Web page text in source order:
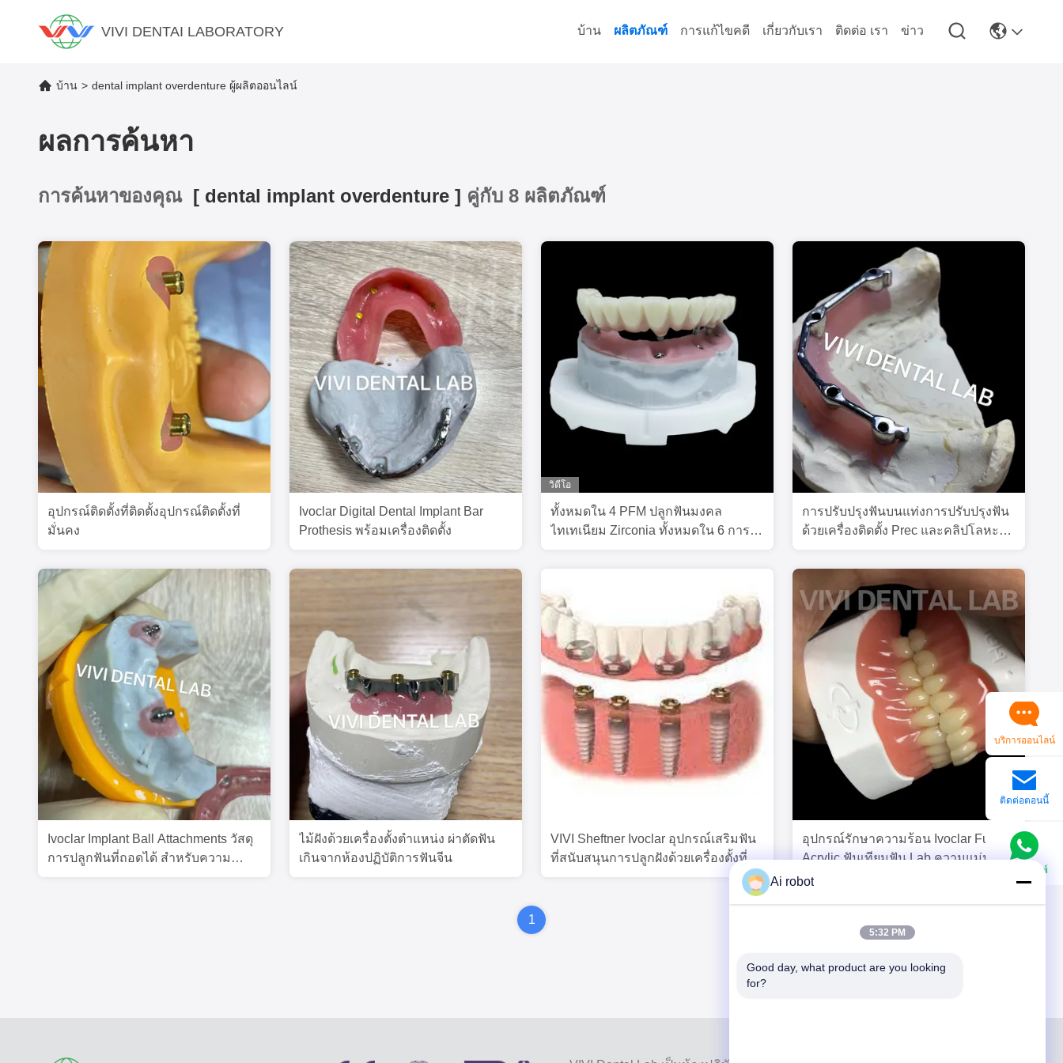
VIVI DENTAI LABORATORY บ้าน ผลิตภัณฑ์ การแก้ไขคดี เกี่ยวกับเรา ติดต่อ เรา ข่าว
บ้าน > dental implant overdenture ผู้ผลิตออนไลน์
ผลการค้นหา
การค้นหาของคุณ [ dental implant overdenture ] คู่กับ 8 ผลิตภัณฑ์
อุปกรณ์ติดตั้งที่ติดตั้งอุปกรณ์ติดตั้งที่
มั่นคง
Ivoclar Digital Dental Implant Bar
Prothesis พร้อมเครื่องติดตั้ง
วิดีโอ
ทั้งหมดใน 4 PFM ปลูกฟันมงคล
ไทเทเนียม Zirconia ทั้งหมดใน 6 การ
การปรับปรุงฟันบนแท่งการปรับปรุงฟัน
ด้วยเครื่องติดตั้ง Prec และคลิปโลหะ
Ivoclar Implant Ball Attachments วัสดุ
การปลูกฟันที่ถอดได้ สําหรับความ
ไม้ฝังด้วยเครื่องตั้งตําแหน่ง ผ่าตัดฟัน
เกินจากห้องปฏิบัติการฟันจีน
VIVI Sheftner Ivoclar อุปกรณ์เสริมฟัน
ที่สนับสนุนการปลูกฝังด้วยเครื่องตั้งที่
อุปกรณ์รักษาความร้อน Ivoclar Full
Acrylic ฟันเทียมฟัน Lab ความแม่นยํา
สูง
1
บริการออนไลน์
ติดต่อตอนนี้
วอทส์แอพพ์
Ai robot
5:32 PM
Good day, what product are you looking
for?